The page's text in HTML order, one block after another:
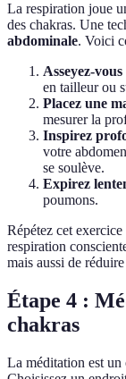
La respiration joue
des chakras. Une
abdominale. Voici
Asseyez-
en tailleur ou
Placez une
mesurer la
Inspirez
votre
se soulève.
Expirez
poumons.
Répétez cet
respiration
mais aussi de
Étape 4 :
chakras
La méditation est